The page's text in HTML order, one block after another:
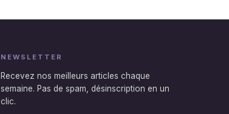
NEWSLETTER
Recevez nos meilleurs articles chaque
semaine. Pas de spam, désinscription en un
clic.